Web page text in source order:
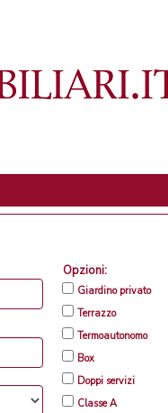
Opzioni:
Giardino privato
Terrazzo
Termoautonomo
Box
Doppi servizi
Classe A